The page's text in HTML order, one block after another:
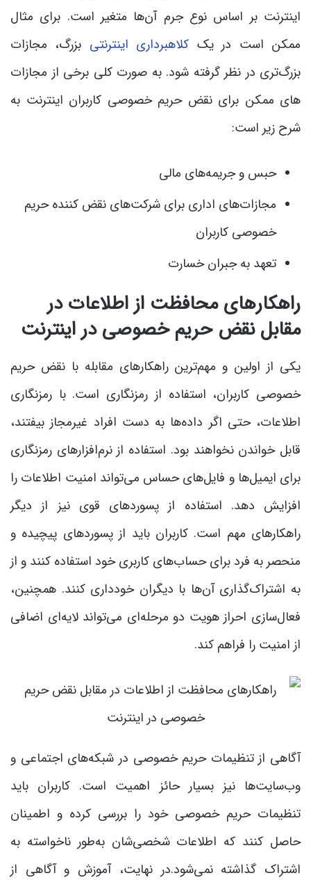
اینترنت بر اساس نوع جرم آن‌ها متغیر است. برای مثال
ممکن است در یک کلاهبرداری اینترنتی بزرگ، مجازات
بزرگ‌تری در نظر گرفته شود. به صورت کلی برخی از مجازات
های ممکن برای نقض حریم خصوصی کاربران اینترنت به
شرح زیر است:
حبس و جریمه‌های مالی
مجازات‌های اداری برای شرکت‌های نقض کننده حریم
خصوصی کاربران
تعهد به جبران خسارت
راهکارهای محافظت از اطلاعات در
مقابل نقض حریم خصوصی در اینترنت
یکی از اولین و مهم‌ترین راهکارهای مقابله با نقض حریم
خصوصی کاربران، استفاده از رمزنگاری است. با رمزنگاری
اطلاعات، حتی اگر داده‌ها به دست افراد غیرمجاز بیفتند،
قابل خواندن نخواهند بود. استفاده از نرم‌افزارهای رمزنگاری
برای ایمیل‌ها و فایل‌های حساس می‌تواند امنیت اطلاعات را
افزایش دهد. استفاده از پسوردهای قوی نیز از دیگر
راهکارهای مهم است. کاربران باید از پسوردهای پیچیده و
منحصر به فرد برای حساب‌های کاربری خود استفاده کنند و از
به اشتراک‌گذاری آن‌ها با دیگران خودداری کنند. همچنین،
فعال‌سازی احراز هویت دو مرحله‌ای می‌تواند لایه‌ای اضافی
از امنیت را فراهم کند.
آگاهی از تنظیمات حریم خصوصی در شبکه‌های اجتماعی و
وب‌سایت‌ها نیز بسیار حائز اهمیت است. کاربران باید
تنظیمات حریم خصوصی خود را بررسی کرده و اطمینان
حاصل کنند که اطلاعات شخصی‌شان به‌طور ناخواسته به
اشتراک گذاشته نمی‌شود.در نهایت، آموزش و آگاهی از